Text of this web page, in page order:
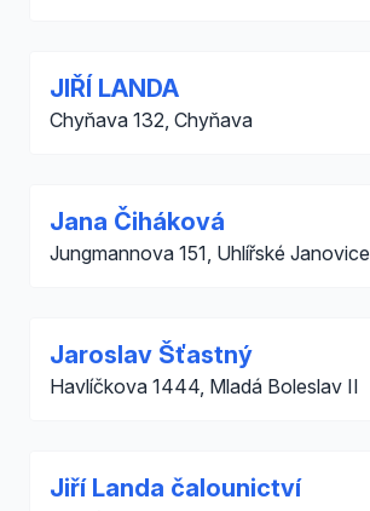
JIŘÍ LANDA
Chyňava 132, Chyňava
Jana Čiháková
Jungmannova 151, Uhlířské Janovice
Jaroslav Šťastný
Havlíčkova 1444, Mladá Boleslav II
Jiří Landa čalounictví